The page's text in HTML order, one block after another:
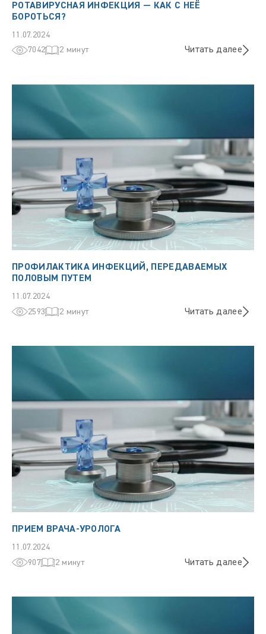
РОТАВИРУСНАЯ ИНФЕКЦИЯ — КАК С НЕЁ
БОРОТЬСЯ?
11.07.2024
7042
2 минут Читать далее
ПРОФИЛАКТИКА ИНФЕКЦИЙ, ПЕРЕДАВАЕМЫХ
ПОЛОВЫМ ПУТЕМ
11.07.2024
2593
2 минут Читать далее
ПРИЕМ ВРАЧА-УРОЛОГА
11.07.2024
907
2 минут Читать далее